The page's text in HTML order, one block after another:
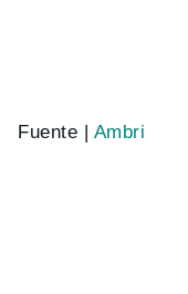
Fuente | Ambri